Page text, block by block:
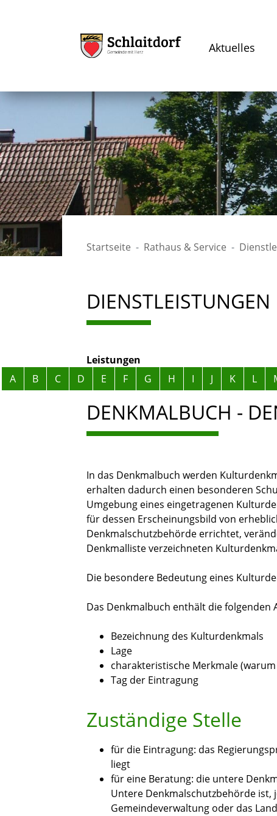
Aktuelles
Startseite Rathaus & Service
DIENSTLEISTUNGEN
Leistungen
Alphabetisches Register überspringen
A B C D E F G H I J K L
DENKMALBUCH -
In das Denkmalbuch werden
erhalten dadurch einen besonderen
Umgebung eines eingetragenen
für dessen Erscheinungsbild von
Denkmalschutzbehörde errichtet,
Denkmalliste verzeichneten
Die besondere Bedeutung eines
Das Denkmalbuch enthält die folgenden
Bezeichnung des Kulturdenkmals
Lage
charakteristische Merkmale
Tag der Eintragung
Zuständige Stelle
für die Eintragung: das
liegt
für eine Beratung: die untere
Untere Denkmalschutzbehörde ist,
Gemeindeverwaltung oder das